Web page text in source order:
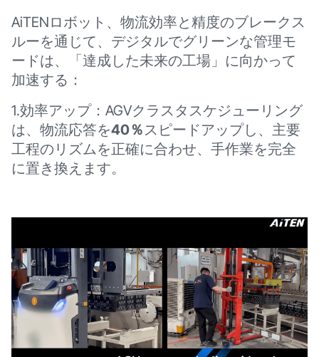
AiTENロボット、物流効率と精度のブレークス
ルーを通じて、デジタルでグリーンな管理モ
ードは、「達成した未来の工場」に向かって
加速する：
1.効率アップ：AGVクラスタスケジューリング
は、物流応答を40％スピードアップし、主要
工程のリズムを正確に合わせ、手作業を完全
に置き換えます。